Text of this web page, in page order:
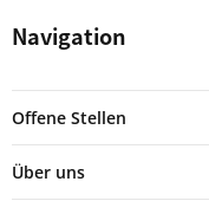
Navigation
Offene Stellen
Über uns